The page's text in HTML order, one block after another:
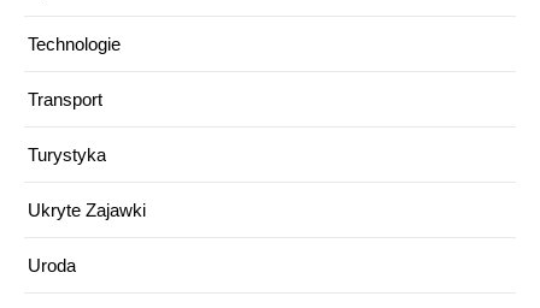
Technologie
Transport
Turystyka
Ukryte Zajawki
Uroda